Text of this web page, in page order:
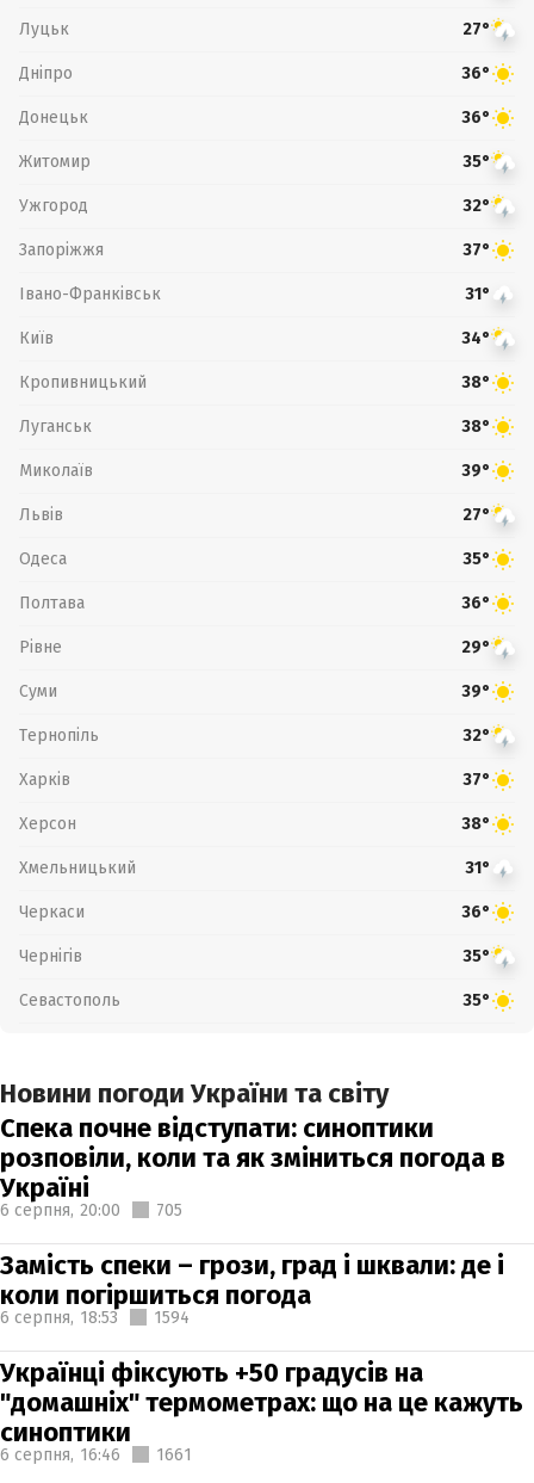
Луцьк 27°
Дніпро 36°
Донецьк 36°
Житомир 35°
Ужгород 32°
Запоріжжя 37°
Івано-Франківськ 31°
Київ 34°
Кропивницький 38°
Луганськ 38°
Миколаїв 39°
Львів 27°
Одеса 35°
Полтава 36°
Рівне 29°
Суми 39°
Тернопіль 32°
Харків 37°
Херсон 38°
Хмельницький 31°
Черкаси 36°
Чернігів 35°
Севастополь 35°
Новини погоди України та світу
Спека почне відступати: синоптики
розповіли, коли та як зміниться погода в
Україні
6 серпня, 20:00 705
Замість спеки – грози, град і шквали: де і
коли погіршиться погода
6 серпня, 18:53 1594
Українці фіксують +50 градусів на
"домашніх" термометрах: що на це кажуть
синоптики
6 серпня, 16:46 1661